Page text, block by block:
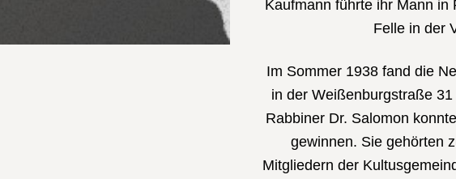
Kaufmann führte ihr Mann in
Felle in der
Im Sommer 1938 fand die
in der Weißenburgstraße
Rabbiner Dr. Salomon
gewinnen. Sie gehörten
Mitgliedern der